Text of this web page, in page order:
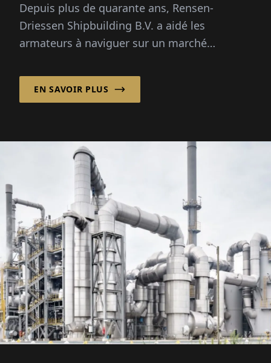
Depuis plus de quarante ans, Rensen-
Driessen Shipbuilding B.V. a aidé les
armateurs à naviguer sur un marché
combinant une conception de navires
personnalisée avec un modèle
EN SAVOIR PLUS